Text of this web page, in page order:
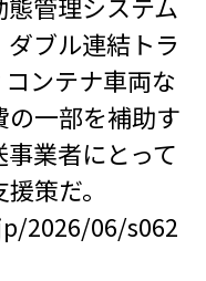
ブル連結トラ
ンテナ車両な
の一部を補助す
業者にとって
策だ。
2026/06/s062